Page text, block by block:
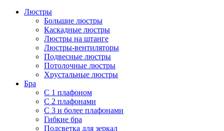
Люстры
Большие люстры
Каскадные люстры
Люстры на штанге
Люстры-вентиляторы
Подвесные люстры
Потолочные люстры
Хрустальные люстры
Бра
С 1 плафоном
С 2 плафонами
С 3 и более плафонами
Гибкие бра
Подсветка для зеркал